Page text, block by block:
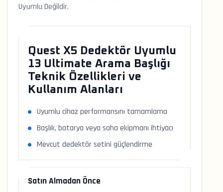
Uyumlu Değildir.
Quest X5 Dedektör Uyumlu
13 Ultimate Arama Başlığı
Teknik Özellikleri ve
Kullanım Alanları
Uyumlu cihaz performansını tamamlama
Başlık, batarya veya saha ekipmanı ihtiyacı
Mevcut dedektör setini güçlendirme
Satın Almadan Önce